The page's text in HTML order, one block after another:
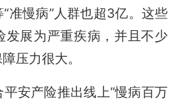
准慢病”人群也超3亿。这些
发展为严重疾病，并且不少
压力很大。
安产险推出线上“慢病百万